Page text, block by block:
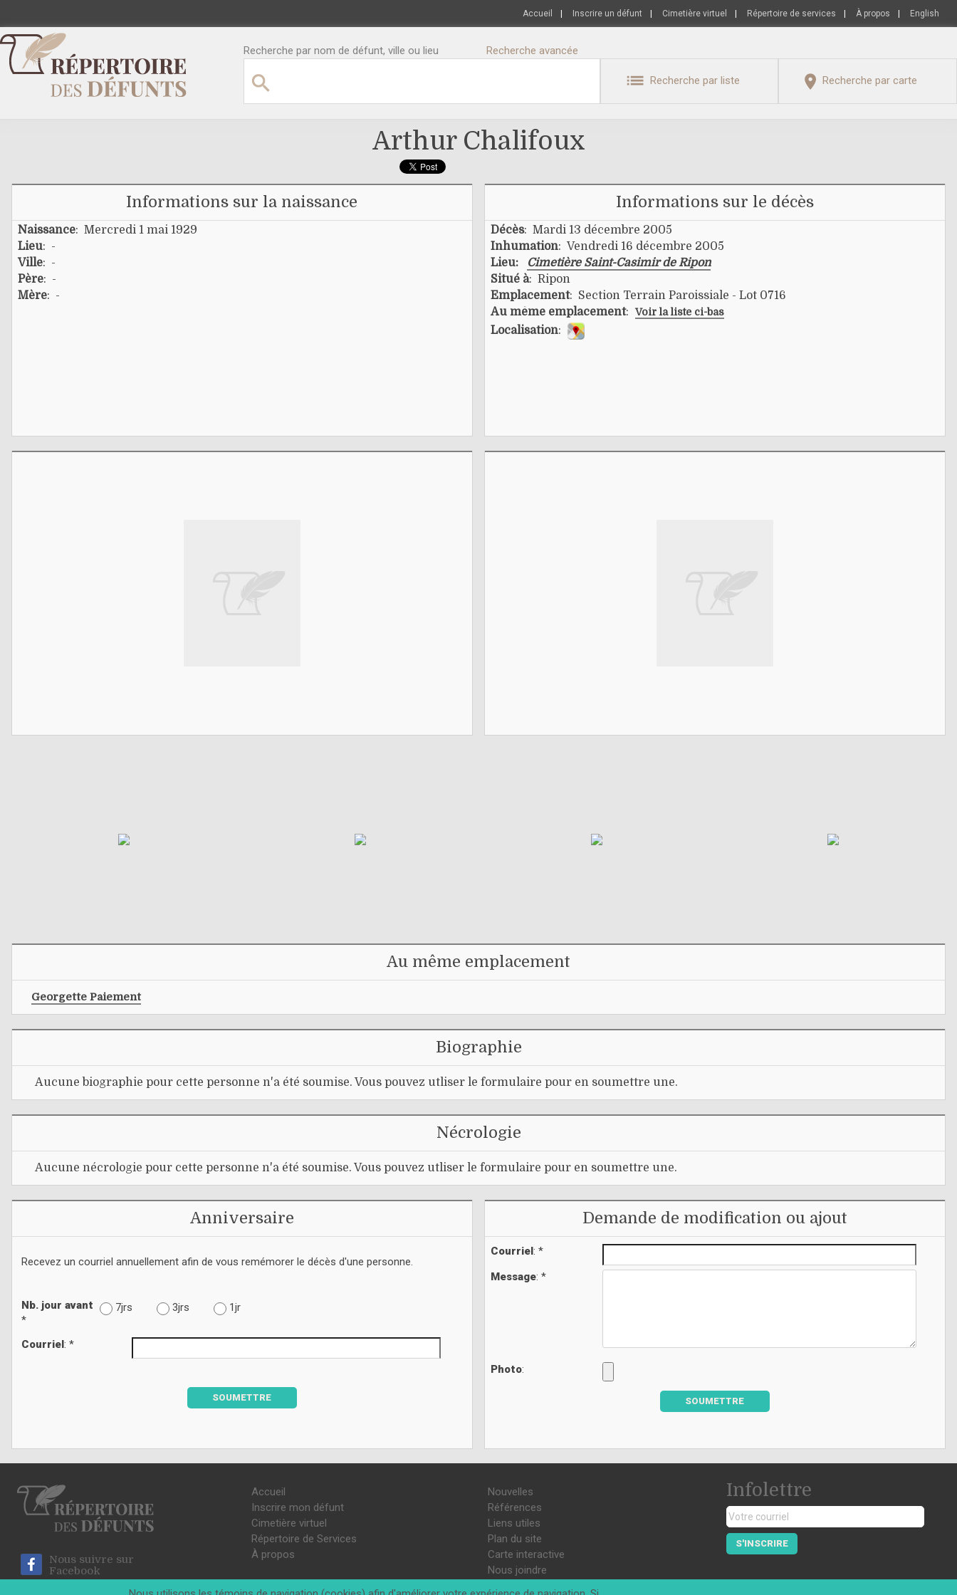
Accueil Inscrire un défunt Cimetière virtuel Répertoire de services À propos English
Recherche par nom de défunt, ville ou lieu Recherche avancée
Recherche par liste Recherche par carte
Arthur Chalifoux
Informations sur la naissance
Naissance: Mercredi 1 mai 1929
Lieu: -
Ville: -
Père: -
Mère: -
Informations sur le décès
Décès: Mardi 13 décembre 2005
Inhumation: Vendredi 16 décembre 2005
Lieu:
Cimetière Saint-Casimir de Ripon
Situé à: Ripon
Emplacement: Section Terrain Paroissiale - Lot 0716
Au même emplacement: Voir la liste ci-bas
Localisation:
Au même emplacement
Georgette Paiement
Biographie
Aucune biographie pour cette personne n'a été soumise. Vous pouvez utliser le formulaire pour en soumettre une.
Nécrologie
Aucune nécrologie pour cette personne n'a été soumise. Vous pouvez utliser le formulaire pour en soumettre une.
Anniversaire
Recevez un courriel annuellement afin de vous remémorer le décès d'une personne.
Nb. jour avant
*
7jrs 3jrs 1jr
Courriel: *
SOUMETTRE
Demande de modification ou ajout
Courriel: *
Message: *
Photo:
SOUMETTRE
Nous suivre sur
Facebook
Accueil
Inscrire mon défunt
Cimetière virtuel
Répertoire de Services
À propos
Nouvelles
Références
Liens utiles
Plan du site
Carte interactive
Nous joindre
Infolettre
S'INSCRIRE